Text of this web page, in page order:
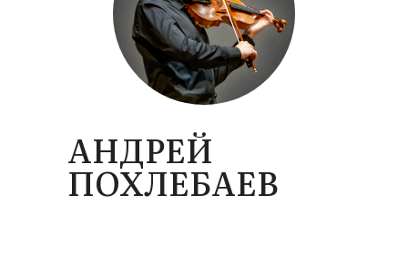
АНДРЕЙ
ПОХЛЕБАЕВ
Купить билет